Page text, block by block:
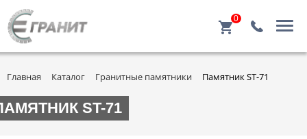
0
Главная Каталог Гранитные памятники Памятник ST-71
ST-71